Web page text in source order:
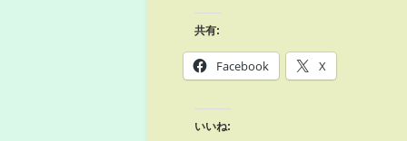
共有:
Facebook X
いいね: